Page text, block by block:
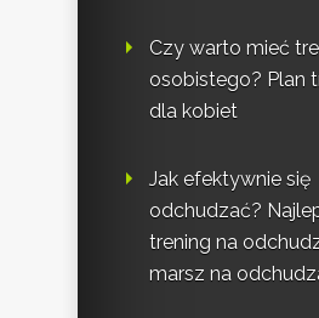
Czy warto mieć
osobistego? Plan
dla kobiet
Jak efektywnie się
odchudzać?
trening na
marsz na